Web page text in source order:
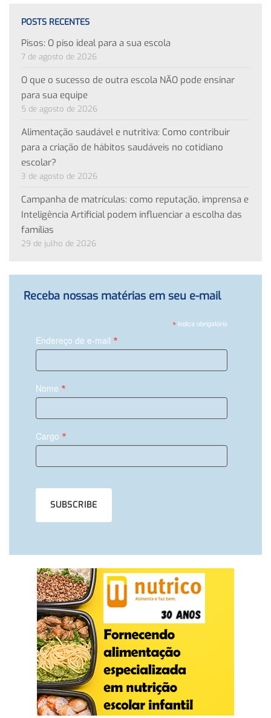
POSTS RECENTES
Pisos: O piso ideal para a sua escola
7 de agosto de 2026
O que o sucesso de outra escola NÃO pode ensinar
para sua equipe
5 de agosto de 2026
Alimentação saudável e nutritiva: Como contribuir
para a criação de hábitos saudáveis no cotidiano
escolar?
3 de agosto de 2026
Campanha de matrículas: como reputação, imprensa e
Inteligência Artificial podem influenciar a escolha das
famílias
29 de julho de 2026
Receba nossas matérias em seu e-mail
*indica obrigatório
Endereço de e-mail *
Nome *
Cargo *